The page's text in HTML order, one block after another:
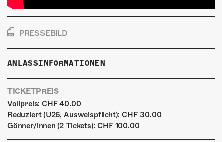
PRESSEBILD
ANLASSINFORMATIONEN
TICKETPREIS
Vollpreis: CHF 40.00
Reduziert (U26, Ausweispflicht): CHF 30.00
Gönner/innen (2 Tickets): CHF 100.00